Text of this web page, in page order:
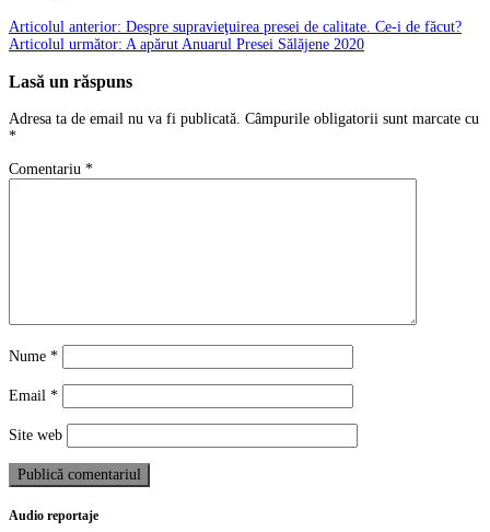
Articolul anterior: Despre supravieţuirea presei de calitate. Ce-i de făcut?
Articolul următor: A apărut Anuarul Presei Sălăjene 2020
Lasă un răspuns
Adresa ta de email nu va fi publicată. Câmpurile obligatorii sunt marcate cu
*
Comentariu *
Nume *
Email *
Site web
Audio reportaje